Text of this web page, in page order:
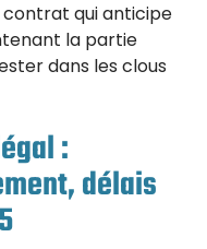
contrat qui anticipe
la partie
dans les clous
:
délais